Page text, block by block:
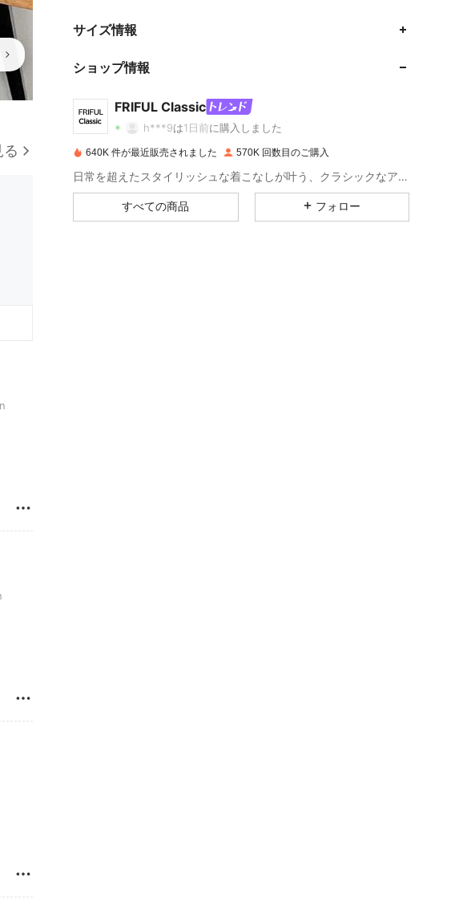
る
カラー: ブラック, サイズ: XL
カラー: ブラック, サイズ: M
サイズ情報
ショップ情報
FRIFUL Classic
4.80
4.80 2.3K 402K
h***9は1日前に購入しました
4.80 2.3K
640K 件が最近販売されました 570K 回数目のご購入
日常を超えたスタイリッシュな着こなしが叶う、クラシックなアイテムをお届け。
すべての商品 フォロー